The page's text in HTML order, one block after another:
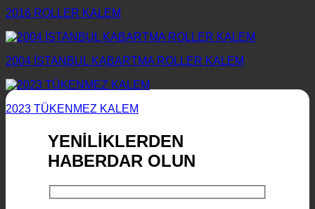
2016 ROLLER KALEM
2004 İSTANBUL KABARTMA ROLLER KALEM
2023 TÜKENMEZ KALEM
YENİLİKLERDEN
HABERDAR OLUN